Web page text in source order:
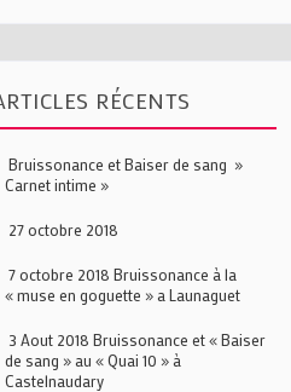
RÉCENTS
Bruissonance et Baiser de sang »
Carnet intime »
27 octobre 2018
7 octobre 2018 Bruissonance à la
« muse en goguette » a Launaguet
3 Aout 2018 Bruissonance et « Baiser
de sang » au « Quai 10 » à
Castelnaudary